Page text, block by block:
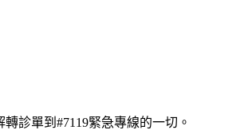
診單到#7119緊急專線的一切。